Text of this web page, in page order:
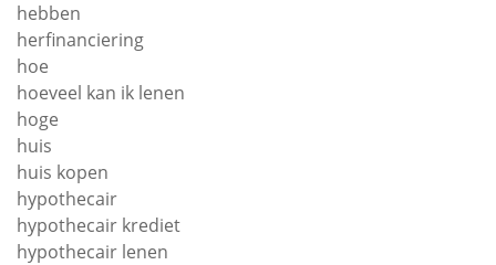
hebben
herfinanciering
hoe
hoeveel kan ik lenen
hoge
huis
huis kopen
hypothecair
hypothecair krediet
hypothecair lenen